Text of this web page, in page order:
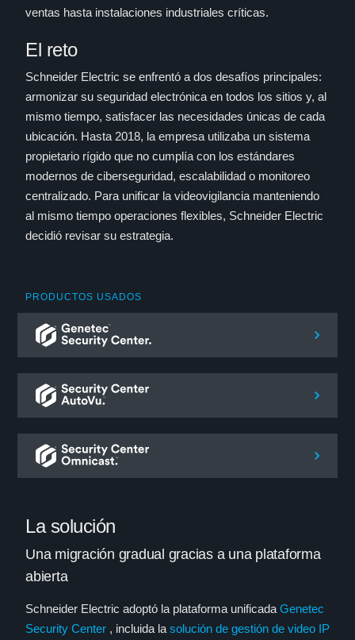
ventas hasta instalaciones industriales críticas.
El reto
Schneider Electric se enfrentó a dos desafíos principales:
armonizar su seguridad electrónica en todos los sitios y, al
mismo tiempo, satisfacer las necesidades únicas de cada
ubicación. Hasta 2018, la empresa utilizaba un sistema
propietario rígido que no cumplía con los estándares
modernos de ciberseguridad, escalabilidad o monitoreo
centralizado. Para unificar la videovigilancia manteniendo
al mismo tiempo operaciones flexibles, Schneider Electric
decidió revisar su estrategia.
PRODUCTOS USADOS
La solución
Una migración gradual gracias a una plataforma
abierta
Schneider Electric adoptó la plataforma unificada Genetec
Security Center , incluida la solución de gestión de video IP